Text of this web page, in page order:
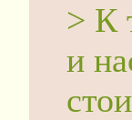
> К
и